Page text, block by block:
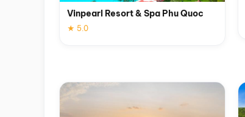
Vinpearl Resort & Spa Phu Quoc
★ 5.0